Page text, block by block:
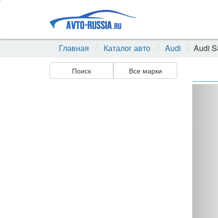
Главная Каталог авто Audi Audi
Поиск Все марки